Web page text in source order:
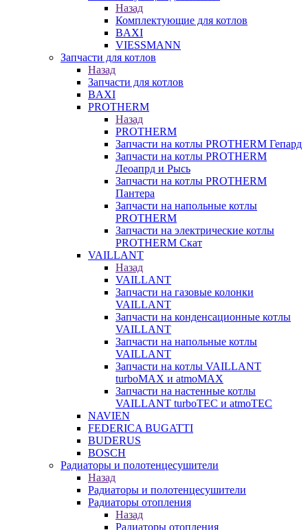
Назад
Комплектующие для котлов
BAXI
VIESSMANN
Запчасти для котлов
Назад
Запчасти для котлов
BAXI
PROTHERM
Назад
PROTHERM
Запчасти на котлы PROTHERM Гепард
Запчасти на котлы PROTHERM
Леоапрд и Рысь
Запчасти на котлы PROTHERM
Пантера
Запчасти на напольные котлы
PROTHERM
Запчасти на электрические котлы
PROTHERM Скат
VAILLANT
Назад
VAILLANT
Запчасти на газовые колонки
VAILLANT
Запчасти на конденсационные котлы
VAILLANT
Запчасти на напольные котлы
VAILLANT
Запчасти на котлы VAILLANT
turboMAX и atmoMAX
Запчасти на настенные котлы
VAILLANT turboTEC и atmoTEC
NAVIEN
FEDERICA BUGATTI
BUDERUS
BOSCH
Радиаторы и полотенцесушители
Назад
Радиаторы и полотенцесушители
Радиаторы отопления
Назад
Радиаторы отопления